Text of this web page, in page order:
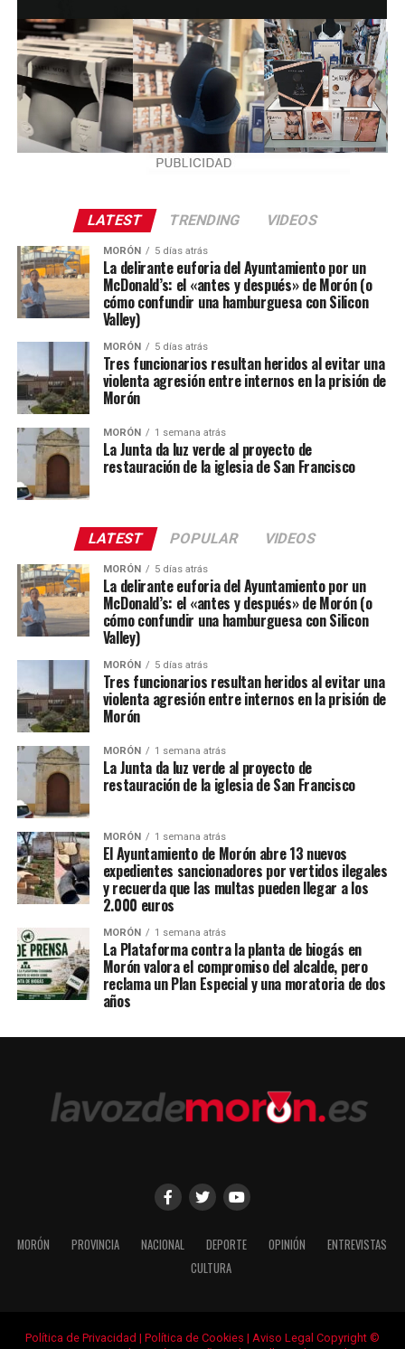
LATEST TRENDING VIDEOS
MORÓN 5 días atrás
La delirante euforia del Ayuntamiento por un
McDonald’s: el «antes y después» de Morón (o
cómo confundir una hamburguesa con Silicon
Valley)
MORÓN 5 días atrás
Tres funcionarios resultan heridos al evitar una
violenta agresión entre internos en la prisión de
Morón
MORÓN 1 semana atrás
La Junta da luz verde al proyecto de
restauración de la iglesia de San Francisco
LATEST POPULAR VIDEOS
MORÓN 5 días atrás
La delirante euforia del Ayuntamiento por un
McDonald’s: el «antes y después» de Morón (o
cómo confundir una hamburguesa con Silicon
Valley)
MORÓN 5 días atrás
Tres funcionarios resultan heridos al evitar una
violenta agresión entre internos en la prisión de
Morón
MORÓN 1 semana atrás
La Junta da luz verde al proyecto de
restauración de la iglesia de San Francisco
MORÓN 1 semana atrás
El Ayuntamiento de Morón abre 13 nuevos
expedientes sancionadores por vertidos ilegales
y recuerda que las multas pueden llegar a los
2.000 euros
MORÓN 1 semana atrás
La Plataforma contra la planta de biogás en
Morón valora el compromiso del alcalde, pero
reclama un Plan Especial y una moratoria de dos
años
MORÓN PROVINCIA NACIONAL DEPORTE OPINIÓN
ENTREVISTAS
CULTURA
Política de Privacidad | Política de Cookies | Aviso Legal Copyright ©